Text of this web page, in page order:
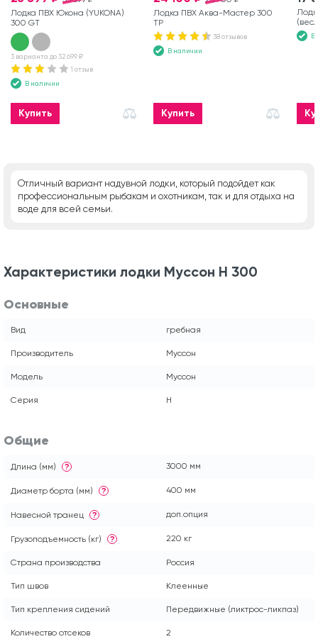
Лодка ПВХ Юкона (YUKONA)
300 GT
3 варианта до 32 699 ₽
1 отзыв
В наличии
Купить
Лодка ПВХ Аква-Мастер 300
ТР
38 отзывов
В наличии
Купить
В
Отличный вариант надувной лодки, который подойдет как
профессиональным рыбакам и охотникам, так и для отдыха на
воде для всей семьи.
Характеристики лодки Муссон Н 300
Основные
Вид гребная
Производитель Муссон
Модель Муссон
Серия H
Общие
Длина (мм) ? 3000 мм
Диаметр борта (мм) ? 400 мм
Навесной транец ? доп.опция
Грузоподъемность (кг) ? 220 кг
Страна производства Россия
Тип швов Клеенные
Тип крепления сидений Передвижные (ликтрос-ликпаз)
Количество отсеков 2